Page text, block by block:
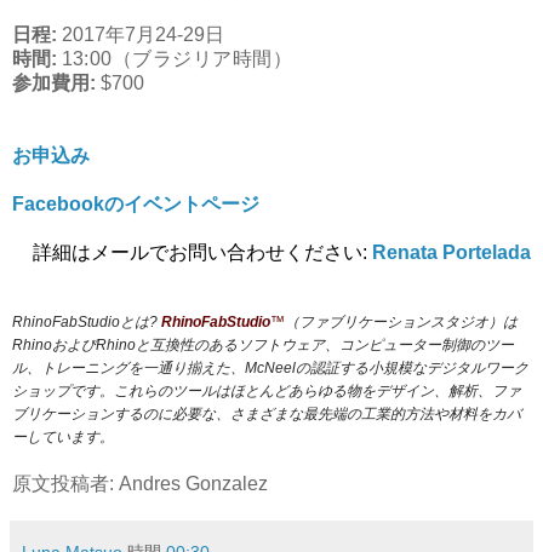
日程: 2017年7月24-29日
時間: 13:00（ブラジリア時間）
参加費用: $700
お申込み
Facebookのイベントページ
詳細はメールでお問い合わせください: Renata Portelada
RhinoFabStudioとは? RhinoFabStudio™ （ファブリケーションスタジオ）は
RhinoおよびRhinoと互換性のあるソフトウェア、コンピューター制御のツー
ル、トレーニングを一通り揃えた、McNeelの認証する小規模なデジタルワーク
ショップです。これらのツールはほとんどあらゆる物をデザイン、解析、ファ
ブリケーションするのに必要な、さまざまな最先端の工業的方法や材料をカバ
ーしています。
原文投稿者: Andres Gonzalez